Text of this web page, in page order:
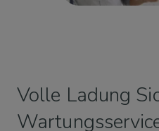
Volle Ladung